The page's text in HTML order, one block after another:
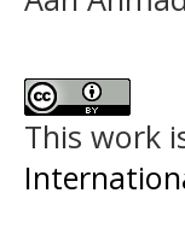
This work